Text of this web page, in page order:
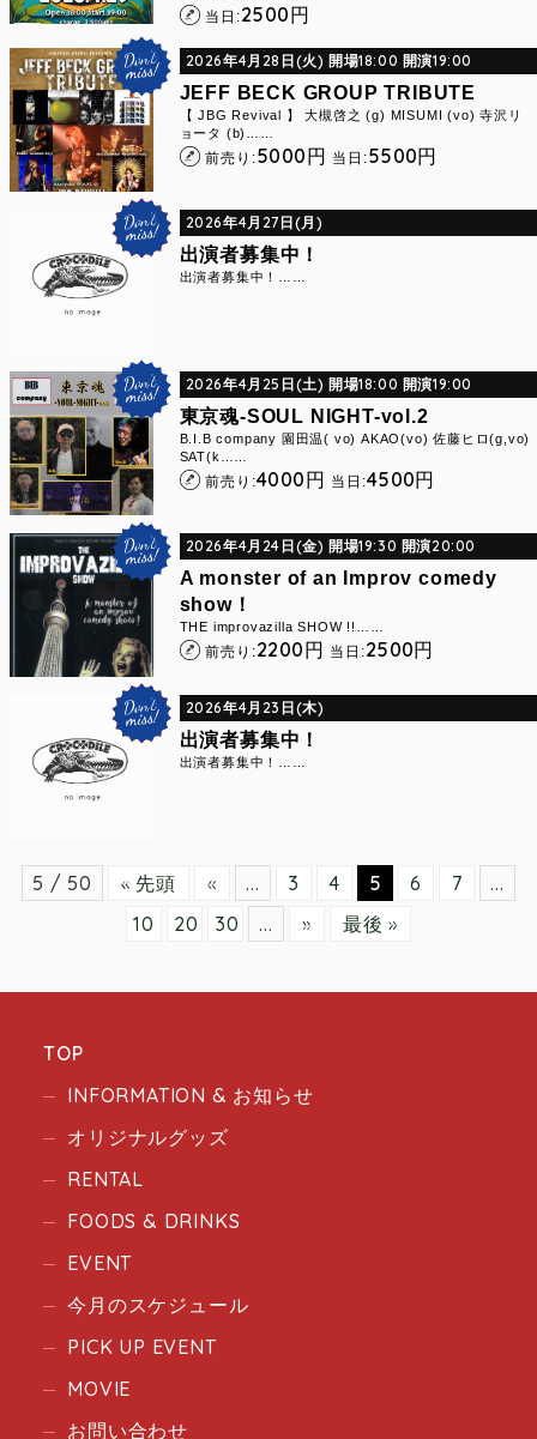
当日:2500 円
2026年4月28日(火) 開場18:00 開演19:00
JEFF BECK GROUP TRIBUTE
【 JBG Revival 】 大槻啓之 (g) MISUMI (vo) 寺沢リ
ョータ (b)……
前売り:5000 円 当日:5500円
2026年4月27日(月)
出演者募集中！
出演者募集中！……
2026年4月25日(土) 開場18:00 開演19:00
東京魂-SOUL NIGHT-vol.2
B.I.B company 園田温( vo) AKAO(vo) 佐藤ヒロ(g,vo)
SAT(k……
前売り:4000 円 当日:4500円
2026年4月24日(金) 開場19:30 開演20:00
A monster of an Improv comedy
show！
THE improvazilla SHOW !!……
前売り:2200 円 当日:2500円
2026年4月23日(木)
出演者募集中！
出演者募集中！……
5 / 50 « 先頭 « ... 3 4 5 6 7
...
10
20 30 ... » 最後 »
TOP
INFORMATION & お知らせ
オリジナルグッズ
RENTAL
FOODS & DRINKS
EVENT
今月のスケジュール
PICK UP EVENT
MOVIE
お問い合わせ